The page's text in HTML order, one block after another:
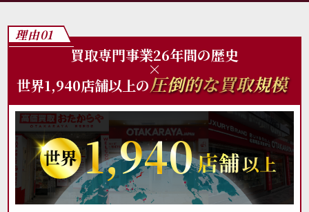
理由01
買取専門事業26年間の歴史
×
世界1,940店舗以上の圧倒的な買取規模
1,940